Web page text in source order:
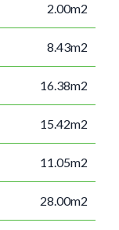
2.00m2
8.43m2
16.38m2
15.42m2
11.05m2
28.00m2